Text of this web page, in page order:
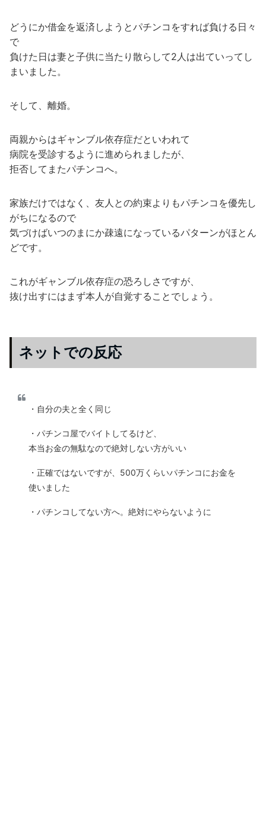
どうにか借金を返済しようとパチンコをすれば負ける日々
で
負けた日は妻と子供に当たり散らして2人は出ていってし
まいました。
そして、離婚。
両親からはギャンブル依存症だといわれて
病院を受診するように進められましたが、
拒否してまたパチンコへ。
家族だけではなく、友人との約束よりもパチンコを優先し
がちになるので
気づけばいつのまにか疎遠になっているパターンがほとん
どです。
これがギャンブル依存症の恐ろしさですが、
抜け出すにはまず本人が自覚することでしょう。
ネットでの反応
・自分の夫と全く同じ
・パチンコ屋でバイトしてるけど、
本当お金の無駄なので絶対しない方がいい
・正確ではないですが、500万くらいパチンコにお金を
使いました
・パチンコしてない方へ。絶対にやらないように